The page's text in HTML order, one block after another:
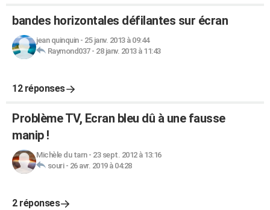
bandes horizontales défilantes sur écran
jean quinquin- 25 janv. 2013 à 09:44
Raymond037- 28 janv. 2013 à 11:43
12 réponses
Problème TV, Ecran bleu dû à une fausse
manip !
Michèle du tarn- 23 sept. 2012 à 13:16
souri- 26 avr. 2019 à 04:28
2 réponses